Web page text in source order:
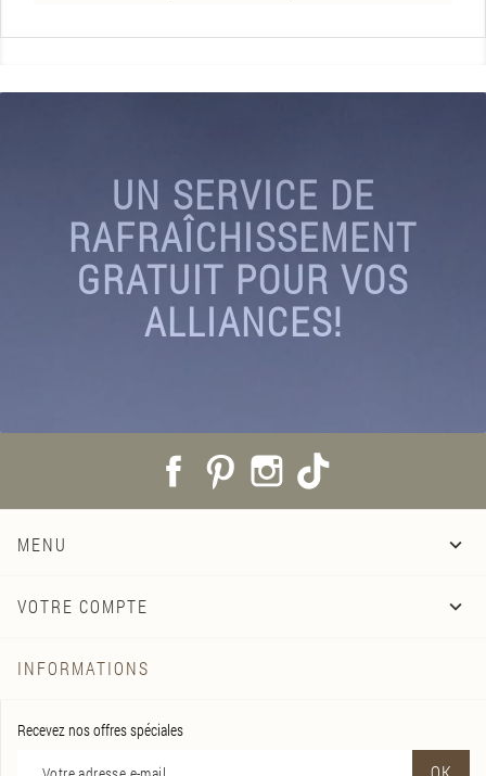
UN SERVICE DE
RAFRAÎCHISSEMENT
GRATUIT POUR VOS
ALLIANCES!
FacebookPinterest Instagram
MENU 
VOTRE COMPTE 
INFORMATIONS
Recevez nos offres spéciales